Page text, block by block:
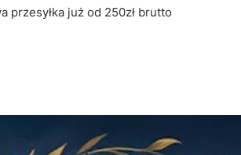
przesyłka już od 250zł brutto